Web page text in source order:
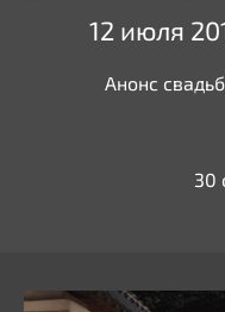
12 июля
Анонс
30